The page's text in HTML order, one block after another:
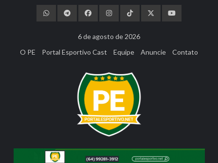
6 de agosto de 2026
O PE
Portal Esportivo Cast Equipe Anuncie Contato